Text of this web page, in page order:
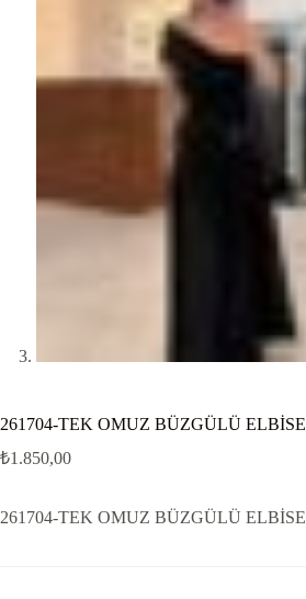
261704-TEK OMUZ BÜZGÜLÜ ELBİSE
₺1.850,00
261704-TEK OMUZ BÜZGÜLÜ ELBİSE